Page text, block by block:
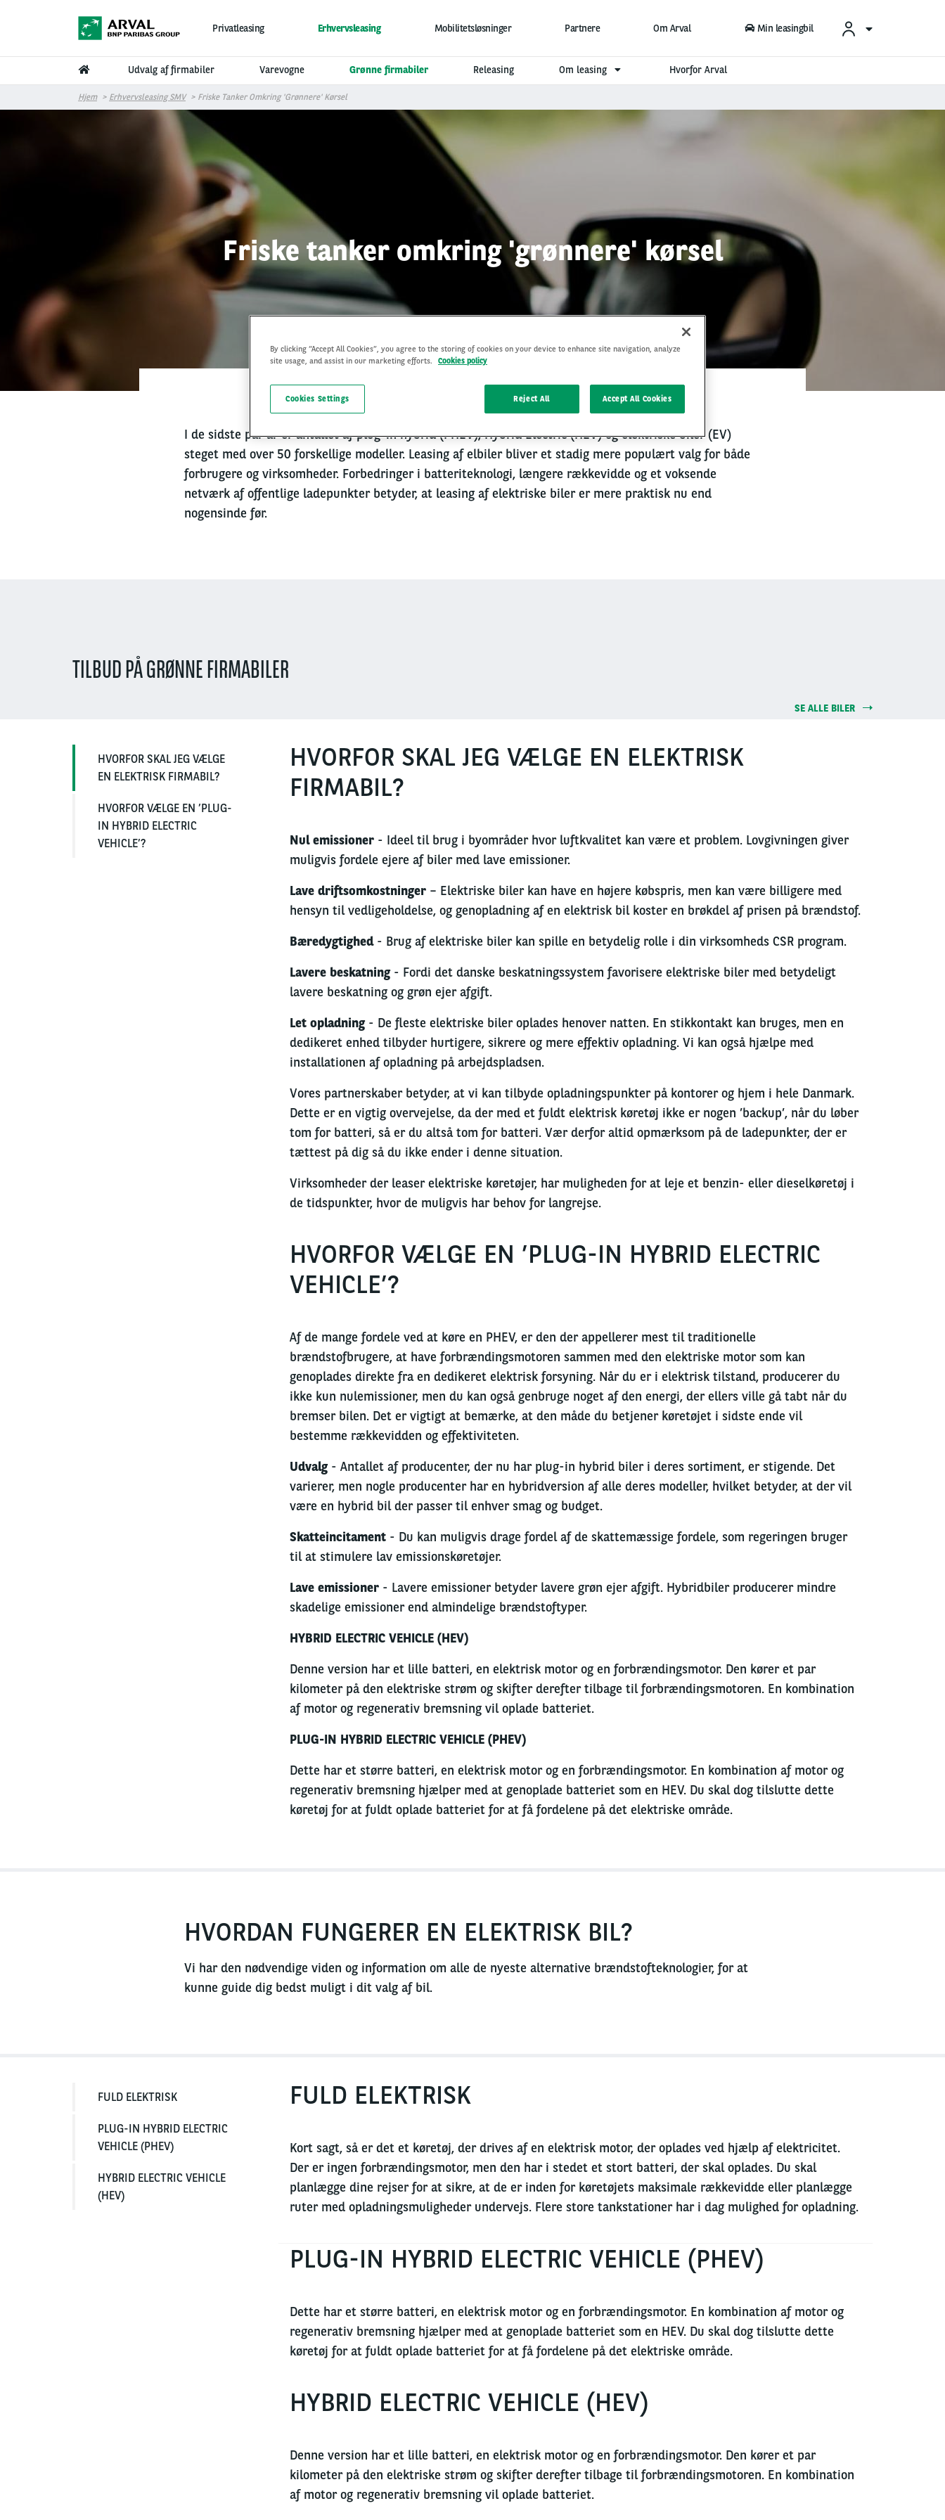
Privatleasing Erhvervsleasing Mobilitetsløsninger Partnere Om Arval Min leasingbil
Udvalg af firmabiler Varevogne Grønne firmabiler Releasing Om leasing Hvorfor Arval
Hjem Erhvervsleasing SMV Friske Tanker Omkring 'grønnere' Kørsel
Friske tanker omkring 'grønnere' kørsel
I de sidste par år er antallet af plug-in hybrid (PHEV), Hybrid Electric (HEV) og elektriske biler (EV)
steget med over 50 forskellige modeller. Leasing af elbiler bliver et stadig mere populært valg for både
forbrugere og virksomheder. Forbedringer i batteriteknologi, længere rækkevidde og et voksende
netværk af offentlige ladepunkter betyder, at leasing af elektriske biler er mere praktisk nu end
nogensinde før.
TILBUD PÅ GRØNNE FIRMABILER
SE ALLE BILER
HVORFOR SKAL JEG VÆLGE
EN ELEKTRISK FIRMABIL?
HVORFOR VÆLGE EN ’PLUG-
IN HYBRID ELECTRIC
VEHICLE’?
HVORFOR SKAL JEG VÆLGE EN ELEKTRISK
FIRMABIL?
Nul emissioner- Ideel til brug i byområder hvor luftkvalitet kan være et problem. Lovgivningen giver
muligvis fordele ejere af biler med lave emissioner.
Lave driftsomkostninger– Elektriske biler kan have en højere købspris, men kan være billigere med
hensyn til vedligeholdelse, og genopladning af en elektrisk bil koster en brøkdel af prisen på brændstof.
Bæredygtighed- Brug af elektriske biler kan spille en betydelig rolle i din virksomheds CSR program.
Lavere beskatning- Fordi det danske beskatningssystem favorisere elektriske biler med betydeligt
lavere beskatning og grøn ejer afgift.
Let opladning- De fleste elektriske biler oplades henover natten. En stikkontakt kan bruges, men en
dedikeret enhed tilbyder hurtigere, sikrere og mere effektiv opladning. Vi kan også hjælpe med
installationen af ​​opladning på arbejdspladsen.
Vores partnerskaber betyder, at vi kan tilbyde opladningspunkter på kontorer og hjem i hele Danmark.
Dette er en vigtig overvejelse, da der med et fuldt elektrisk køretøj ikke er nogen ’backup’, når du løber
tom for batteri, så er du altså tom for batteri. Vær derfor altid opmærksom på de ladepunkter, der er
tættest på dig så du ikke ender i denne situation.
Virksomheder der leaser elektriske køretøjer, har muligheden for at leje et benzin- eller dieselkøretøj i
de tidspunkter, hvor de muligvis har behov for langrejse.
HVORFOR VÆLGE EN ’PLUG-IN HYBRID ELECTRIC
VEHICLE’?
Af de mange fordele ved at køre en PHEV, er den der appellerer mest til traditionelle
brændstofbrugere, at have forbrændingsmotoren sammen med den elektriske motor som kan
genoplades direkte fra en dedikeret elektrisk forsyning. Når du er i elektrisk tilstand, producerer du
ikke kun nulemissioner, men du kan også genbruge noget af den energi, der ellers ville gå tabt når du
bremser bilen. Det er vigtigt at bemærke, at den måde du betjener køretøjet i sidste ende vil
bestemme rækkevidden og effektiviteten.
Udvalg- Antallet af producenter, der nu har plug-in hybrid biler i deres sortiment, er stigende. Det
varierer, men nogle producenter har en hybridversion af alle deres modeller, hvilket betyder, at der vil
være en hybrid bil der passer til enhver smag og budget.
Skatteincitament- Du kan muligvis drage fordel af de skattemæssige fordele, som regeringen bruger
til at stimulere lav emissionskøretøjer.
Lave emissioner- Lavere emissioner betyder lavere grøn ejer afgift. Hybridbiler producerer mindre
skadelige emissioner end almindelige brændstoftyper.
HYBRID ELECTRIC VEHICLE (HEV)
Denne version har et lille batteri, en elektrisk motor og en forbrændingsmotor. Den kører et par
kilometer på den elektriske strøm og skifter derefter tilbage til forbrændingsmotoren. En kombination
af motor og regenerativ bremsning vil oplade batteriet.
PLUG-IN HYBRID ELECTRIC VEHICLE (PHEV)
Dette har et større batteri, en elektrisk motor og en forbrændingsmotor. En kombination af motor og
regenerativ bremsning hjælper med at genoplade batteriet som en HEV. Du skal dog tilslutte dette
køretøj for at fuldt oplade batteriet for at få fordelene på det elektriske område.
HVORDAN FUNGERER EN ELEKTRISK BIL?
Vi har den nødvendige viden og information om alle de nyeste alternative brændstofteknologier, for at
kunne guide dig bedst muligt i dit valg af bil.
FULD ELEKTRISK
PLUG-IN HYBRID ELECTRIC
VEHICLE (PHEV)
HYBRID ELECTRIC VEHICLE
(HEV)
FULD ELEKTRISK
Kort sagt, så er det et køretøj, der drives af en elektrisk motor, der oplades ved hjælp af elektricitet.
Der er ingen forbrændingsmotor, men den har i stedet et stort batteri, der skal oplades. Du skal
planlægge dine rejser for at sikre, at de er inden for køretøjets maksimale rækkevidde eller planlægge
ruter med opladningsmuligheder undervejs. Flere store tankstationer har i dag mulighed for opladning.
PLUG-IN HYBRID ELECTRIC VEHICLE (PHEV)
Dette har et større batteri, en elektrisk motor og en forbrændingsmotor. En kombination af motor og
regenerativ bremsning hjælper med at genoplade batteriet som en HEV. Du skal dog tilslutte dette
køretøj for at fuldt oplade batteriet for at få fordelene på det elektriske område.
HYBRID ELECTRIC VEHICLE (HEV)
Denne version har et lille batteri, en elektrisk motor og en forbrændingsmotor. Den kører et par
kilometer på den elektriske strøm og skifter derefter tilbage til forbrændingsmotoren. En kombination
af motor og regenerativ bremsning vil oplade batteriet.
By clicking “Accept All Cookies”, you agree to the storing of cookies on your device to enhance site navigation, analyze
site usage, and assist in our marketing efforts.
Cookies policy
Reject All Accept All Cookies
Cookies Settings